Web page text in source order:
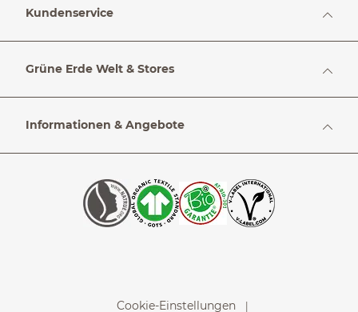
Kundenservice
Grüne Erde Welt & Stores
Informationen & Angebote
Cookie-Einstellungen